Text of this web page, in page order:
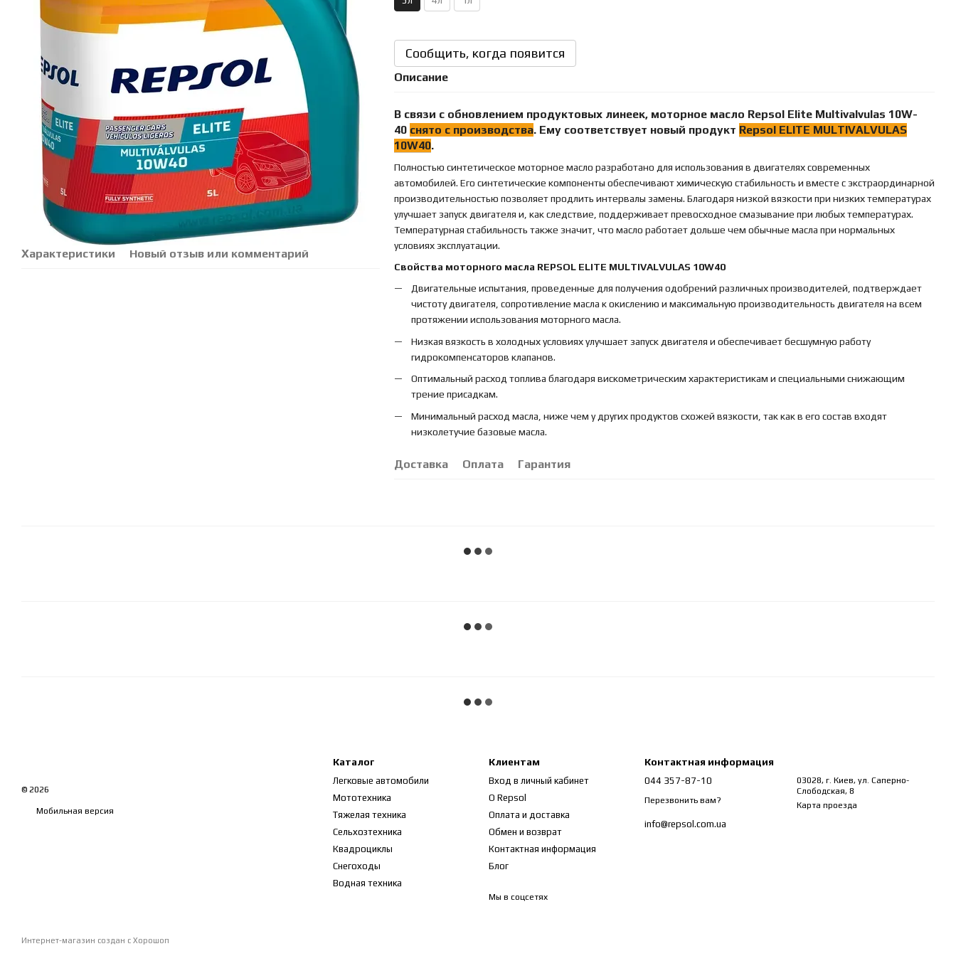
Характеристики Новый отзыв или комментарий
Сообщить, когда появится
Описание
В связи с обновлением продуктовых линеек, моторное масло Repsol Elite Multivalvulas 10W-
40 снято с производства. Ему соответствует новый продукт Repsol ELITE MULTIVALVULAS
10W40.
Полностью синтетическое моторное масло разработано для использования в двигателях современных
автомобилей. Его синтетические компоненты обеспечивают химическую стабильность и вместе с экстраординарной
производительностью позволяет продлить интервалы замены. Благодаря низкой вязкости при низких температурах
улучшает запуск двигателя и, как следствие, поддерживает превосходное смазывание при любых температурах.
Температурная стабильность также значит, что масло работает дольше чем обычные масла при нормальных
условиях эксплуатации.
Свойства моторного масла REPSOL ELITE MULTIVALVULAS 10W40
Двигательные испытания, проведенные для получения одобрений различных производителей, подтверждает
чистоту двигателя, сопротивление масла к окислению и максимальную производительность двигателя на всем
протяжении использования моторного масла.
Низкая вязкость в холодных условиях улучшает запуск двигателя и обеспечивает бесшумную работу
гидрокомпенсаторов клапанов.
Оптимальный расход топлива благодаря вискометрическим характеристикам и специальными снижающим
трение присадкам.
Минимальный расход масла, ниже чем у других продуктов схожей вязкости, так как в его состав входят
низколетучие базовые масла.
Доставка Оплата Гарантия
© 2026
Мобильная версия
Интернет-магазин создан с Хорошоп
Каталог
Легковые автомобили
Мототехника
Тяжелая техника
Сельхозтехника
Квадроциклы
Снегоходы
Водная техника
Клиентам
Вход в личный кабинет
О Repsol
Оплата и доставка
Обмен и возврат
Контактная информация
Блог
Мы в соцсетях
Контактная информация
044 357-87-10
Перезвонить вам?
info@repsol.com.ua
03028, г. Киев, ул. Саперно-
Слободская, 8
Карта проезда